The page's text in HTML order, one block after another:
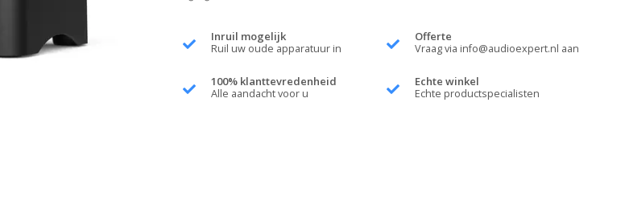
Inruil mogelijk
Ruil uw oude apparatuur in
Offerte
Vraag via info@audioexpert.nl aan
100% klanttevredenheid
Alle aandacht voor u
Echte winkel
Echte productspecialisten